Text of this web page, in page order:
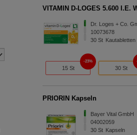
VITAMIN D-LOGES 5.600 I.E.
Dr. Loges + Co.
10073678
30St Kautabletten
15 St
23%
30 St
PRIORIN Kapseln
Bayer Vital GmbH
04002059
30St Kapseln